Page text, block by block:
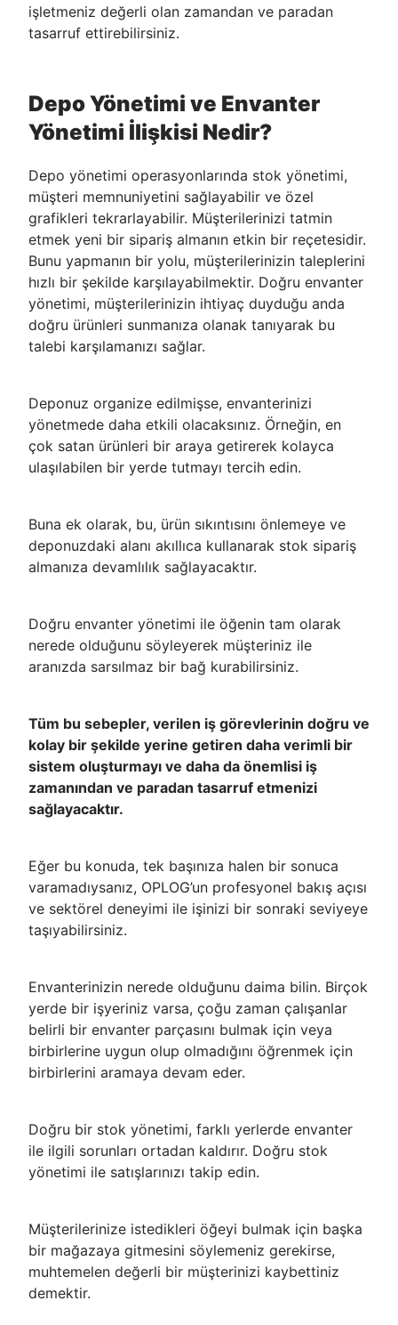
işletmeniz değerli olan zamandan ve paradan
tasarruf ettirebilirsiniz.
Depo Yönetimi ve Envanter
Yönetimi İlişkisi Nedir?
Depo yönetimi operasyonlarında stok yönetimi,
müşteri memnuniyetini sağlayabilir ve özel
grafikleri tekrarlayabilir. Müşterilerinizi tatmin
etmek yeni bir sipariş almanın etkin bir reçetesidir.
Bunu yapmanın bir yolu, müşterilerinizin taleplerini
hızlı bir şekilde karşılayabilmektir. Doğru envanter
yönetimi, müşterilerinizin ihtiyaç duyduğu anda
doğru ürünleri sunmanıza olanak tanıyarak bu
talebi karşılamanızı sağlar.
Deponuz organize edilmişse, envanterinizi
yönetmede daha etkili olacaksınız. Örneğin, en
çok satan ürünleri bir araya getirerek kolayca
ulaşılabilen bir yerde tutmayı tercih edin.
Buna ek olarak, bu, ürün sıkıntısını önlemeye ve
deponuzdaki alanı akıllıca kullanarak stok sipariş
almanıza devamlılık sağlayacaktır.
Doğru envanter yönetimi ile öğenin tam olarak
nerede olduğunu söyleyerek müşteriniz ile
aranızda sarsılmaz bir bağ kurabilirsiniz.
Tüm bu sebepler, verilen iş görevlerinin doğru ve
kolay bir şekilde yerine getiren daha verimli bir
sistem oluşturmayı ve daha da önemlisi iş
zamanından ve paradan tasarruf etmenizi
sağlayacaktır.
Eğer bu konuda, tek başınıza halen bir sonuca
varamadıysanız, OPLOG’un profesyonel bakış açısı
ve sektörel deneyimi ile işinizi bir sonraki seviyeye
taşıyabilirsiniz.
Envanterinizin nerede olduğunu daima bilin. Birçok
yerde bir işyeriniz varsa, çoğu zaman çalışanlar
belirli bir envanter parçasını bulmak için veya
birbirlerine uygun olup olmadığını öğrenmek için
birbirlerini aramaya devam eder.
Doğru bir stok yönetimi, farklı yerlerde envanter
ile ilgili sorunları ortadan kaldırır. Doğru stok
yönetimi ile satışlarınızı takip edin.
Müşterilerinize istedikleri öğeyi bulmak için başka
bir mağazaya gitmesini söylemeniz gerekirse,
muhtemelen değerli bir müşterinizi kaybettiniz
demektir.